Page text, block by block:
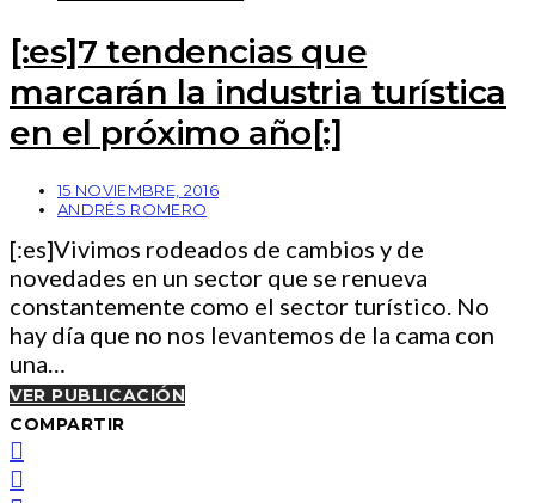
[:es]7 tendencias que
marcarán la industria turística
en el próximo año[:]
15 NOVIEMBRE, 2016
ANDRÉS ROMERO
[:es]Vivimos rodeados de cambios y de
novedades en un sector que se renueva
constantemente como el sector turístico. No
hay día que no nos levantemos de la cama con
una…
VER PUBLICACIÓN
COMPARTIR